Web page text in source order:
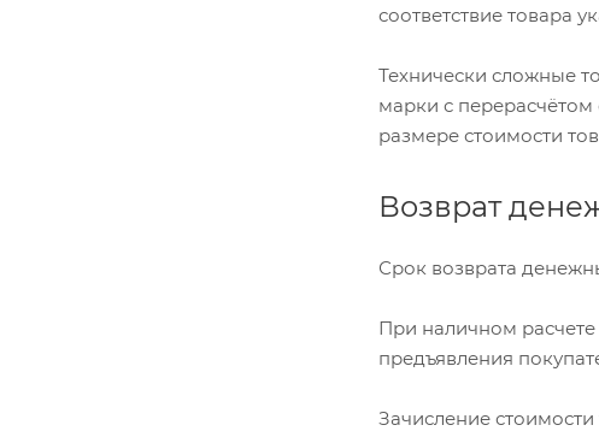
соответствие товара
Технически сложные
марки с
размере стоимости
Возврат
Срок возврата
При наличном расчете
предъявления
Зачисление